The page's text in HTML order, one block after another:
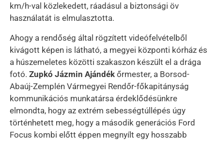
km/h-val közlekedett, ráadásul a biztonsági öv
használatát is elmulasztotta.
Ahogy a rendőség által rögzített videófelvételből
kivágott képen is látható, a megyei központi kórház és
a húszemeletes közötti szakaszon készült el a drága
fotó. Zupkó Jázmin Ajándék őrmester, a Borsod-
Abaúj-Zemplén Vármegyei Rendőr-főkapitányság
kommunikációs munkatársa érdeklődésünkre
elmondta, hogy az extrém sebességtúllépés úgy
történhetett meg, hogy a második generációs Ford
Focus kombi előtt éppen megnyílt egy hosszabb